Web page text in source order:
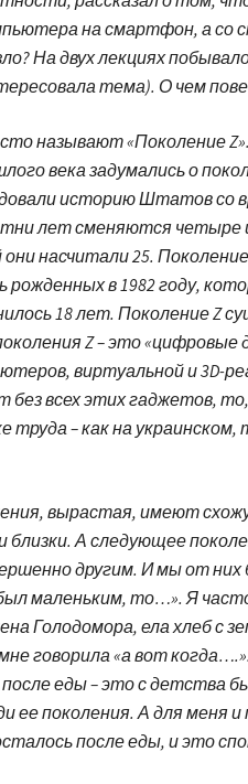
на смартфон, а
На двух лекциях
тема). О чем
называют «Поколение
века задумались о
историю Штатов со
лет сменяются четыре
насчитали 25.
в 1982 году,
18 лет. Поколение Z
Z – это «цифровые
виртуальной и 3D-
без всех этих гаджетов,
труда – как на
вырастая, имеют
близки. А следующее
другим. И мы от
маленьким, то…». Я
Голодомора, ела хлеб с
говорила «а вот
еды – это с детства
ее поколения. А для меня
после еды, и это